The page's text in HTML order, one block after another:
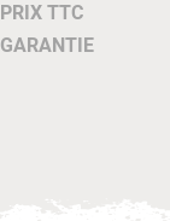
PRIX TTC
GARANTIE